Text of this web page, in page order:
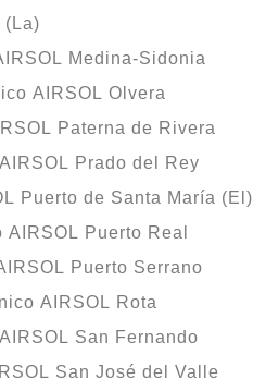
(La)
Medina-Sidonia
AIRSOL Olvera
Paterna de Rivera
Prado del Rey
Puerto de Santa María (El)
Puerto Real
Puerto Serrano
AIRSOL Rota
San Fernando
San José del Valle